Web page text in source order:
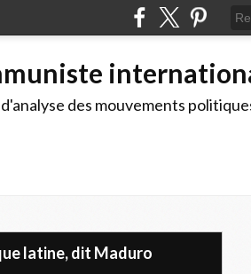
des mouvements
latine, dit Maduro